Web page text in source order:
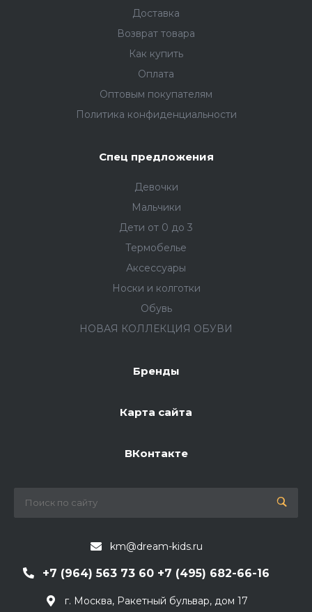
Доставка
Возврат товара
Как купить
Оплата
Оптовым покупателям
Политика конфиденциальности
Спец предложения
Девочки
Мальчики
Дети от 0 до 3
Термобелье
Аксессуары
Носки и колготки
Обувь
НОВАЯ КОЛЛЕКЦИЯ ОБУВИ
Бренды
Карта сайта
ВКонтакте
km@dream-kids.ru
+7 (964) 563 73 60 +7 (495) 682-66-16
г. Москва, Ракетный бульвар, дом 17